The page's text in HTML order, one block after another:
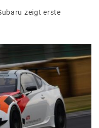
zeigt erste